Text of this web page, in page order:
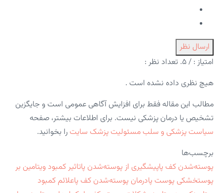
ارسال نظر
امتیاز : / ۵. تعداد نظر :
هیچ نظری داده نشده است .
مطالب این مقاله فقط برای افزایش آگاهی عمومی است و جایگزین
تشخیص یا درمان پزشکی نیست. برای اطلاعات بیشتر، صفحه
سیاست پزشکی و سلب مسئولیت پزشک سایت را بخوانید.
برچسب‌ها
پوسته‌شدن کف پاپیشگیری از پوسته‌شدن پاتاثیر کمبود ویتامین بر
پوستخشکی پوست پادرمان پوسته‌شدن کف پاعلائم کمبود